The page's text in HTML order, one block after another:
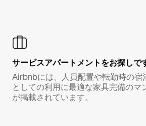
サービスアパートメントをお探しで
Airbnbには、人員配置や転勤時の宿
としての利用に最適な家具完備のマ
が掲載されています。